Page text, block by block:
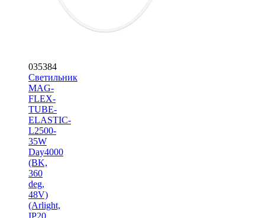
035384
Светильник
MAG-
FLEX-
TUBE-
ELASTIC-
L2500-
35W
Day4000
(BK,
360
deg,
48V)
(Arlight,
IP20